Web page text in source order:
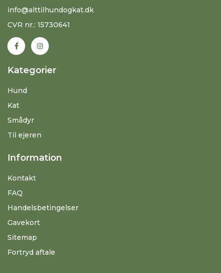
info@alttilhundogkat.dk
CVR nr.: 15730641
Kategorier
Hund
Kat
Smådyr
Til ejeren
Information
Kontakt
FAQ
Handelsbetingelser
Gavekort
Sitemap
Fortryd aftale